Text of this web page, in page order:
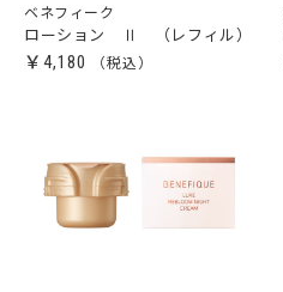
ベネフィーク
ローション Ⅱ （レフィル）
￥4,180